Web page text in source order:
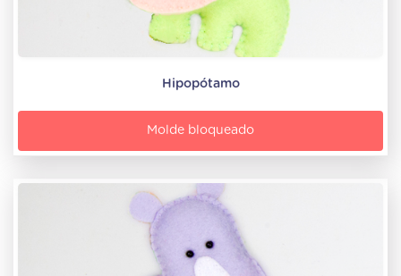
Hipopótamo
Molde bloqueado